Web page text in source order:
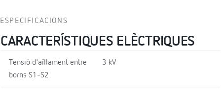
ESPECIFICACIONS
CARACTERÍSTIQUES ELÈCTRIQUES
Tensió d'aïllament entre
borns S1-S2
3 kV